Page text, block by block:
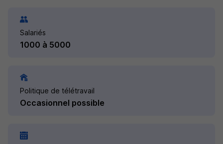
Salariés
1000 à 5000
Politique de télétravail
Occasionnel possible